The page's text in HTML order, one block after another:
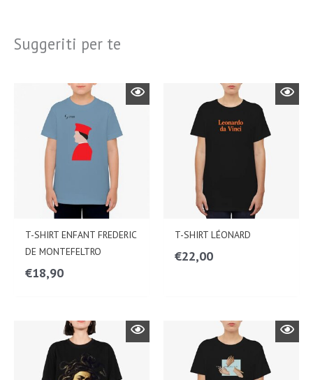
Suggeriti per te
T-SHIRT ENFANT FREDERIC
DE MONTEFELTRO
€18,90
T-SHIRT LÉONARD
€22,00